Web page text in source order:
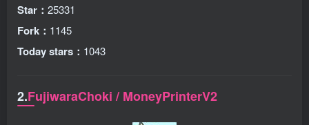
Star： 25331
Fork： 1145
Today stars： 1043
2.FujiwaraChoki / MoneyPrinterV2